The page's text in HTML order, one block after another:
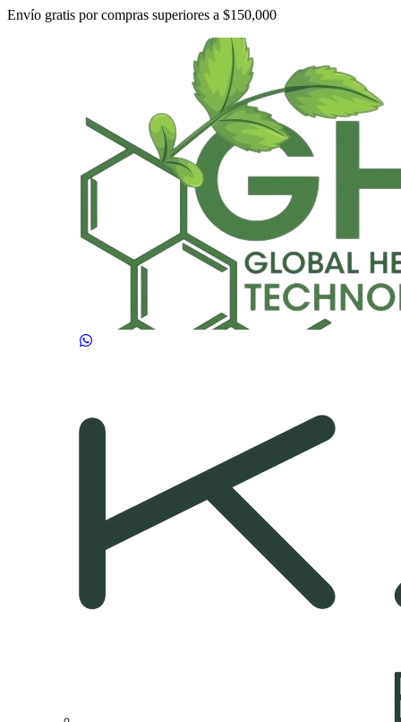
Envío gratis por compras superiores a $150,000